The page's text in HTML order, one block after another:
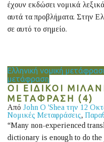
έχουν εκδώσει νομικά
αυτά τα προβλήματα. Στην
σε αυτό το σημείο.
Ελληνική νομική
μετάφραση
ΟΙ ΕΙΔΙΚΟΙ
ΜΕΤΑΦΡΑΣΗ (4)
Από John O 'Shea την 12
Νομικές Μεταφράσεις,
“Many non-experienced
dictionary is enough to do